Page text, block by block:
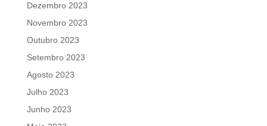
Dezembro 2023
Novembro 2023
Outubro 2023
Setembro 2023
Agosto 2023
Julho 2023
Junho 2023